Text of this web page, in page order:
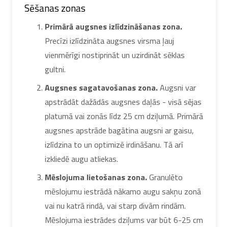
Sēšanas zonas
Primārā augsnes izlīdzināšanas zona.
Precīzi izlīdzināta augsnes virsma ļauj
vienmērīgi nostiprināt un uzirdināt sēklas
gultni.
Augsnes sagatavošanas zona.Augsni var
apstrādāt dažādās augsnes daļās - visā sējas
platumā vai zonās līdz 25 cm dziļumā. Primārā
augsnes apstrāde bagātina augsni ar gaisu,
izlīdzina to un optimizē irdināšanu. Tā arī
izkliedē augu atliekas.
Mēslojuma lietošanas zona.Granulēto
mēslojumu iestrādā nākamo augu sakņu zonā
vai nu katrā rindā, vai starp divām rindām.
Mēslojuma iestrādes dziļums var būt 6-25 cm